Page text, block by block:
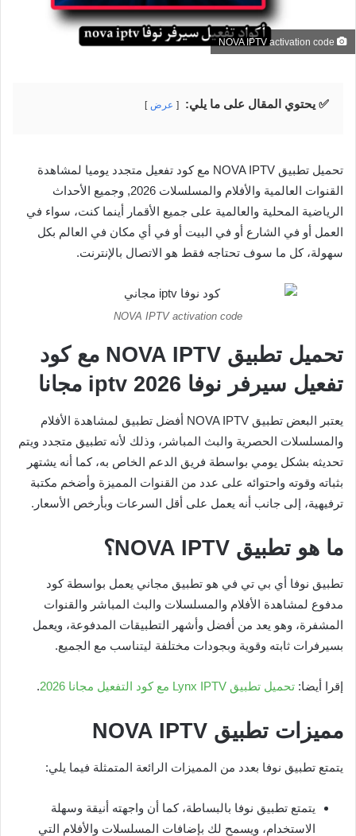
✅ يحتوي المقال على ما يلي: عرض
تحميل تطبيق NOVA IPTV مع كود تفعيل متجدد يوميا لمشاهدة
القنوات العالمية والأفلام والمسلسلات 2026, وجميع الأحداث
الرياضية المحلية والعالمية على جميع الأقمار أينما كنت، سواء في
العمل أو في الشارع أو في البيت أو في أي مكان في العالم بكل
سهولة، كل ما سوف تحتاجه فقط هو الاتصال بالإنترنت.
NOVA IPTV activation code
تحميل تطبيق NOVA IPTV مع كود
تفعيل سيرفر نوفا iptv 2026 مجانا
يعتبر البعض تطبيق NOVA IPTV أفضل تطبيق لمشاهدة الأفلام
والمسلسلات الحصرية والبث المباشر، وذلك لأنه تطبيق متجدد ويتم
تحديثه بشكل يومي بواسطة فريق الدعم الخاص به، كما أنه يشتهر
بثباته وقوته واحتوائه على عدد من القنوات المميزة وأضخم مكتبة
ترفيهية، إلى جانب أنه يعمل على أقل السرعات وبأرخص الأسعار.
ما هو تطبيق NOVA IPTV؟
تطبيق نوفا أي بي تي في هو تطبيق مجاني يعمل بواسطة كود
مدفوع لمشاهدة الأفلام والمسلسلات والبث المباشر والقنوات
المشفرة، وهو يعد من أفضل وأشهر التطبيقات المدفوعة، ويعمل
بسيرفرات ثابته وقوية وبجودات مختلفة ليتناسب مع الجميع.
إقرا أيضا: تحميل تطبيق Lynx IPTV مع كود التفعيل مجانا 2026 .
مميزات تطبيق NOVA IPTV
يتمتع تطبيق نوفا بعدد من المميزات الرائعة المتمثلة فيما يلي:
يتمتع تطبيق نوفا بالبساطة، كما أن واجهته أنيقة وسهلة
الاستخدام، ويسمح لك بإضافات المسلسلات والأفلام التي